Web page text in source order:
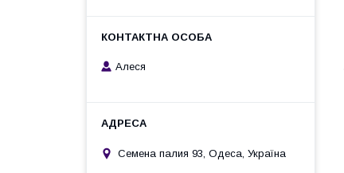
Алеся
Семена палия 93, Одеса, Україна